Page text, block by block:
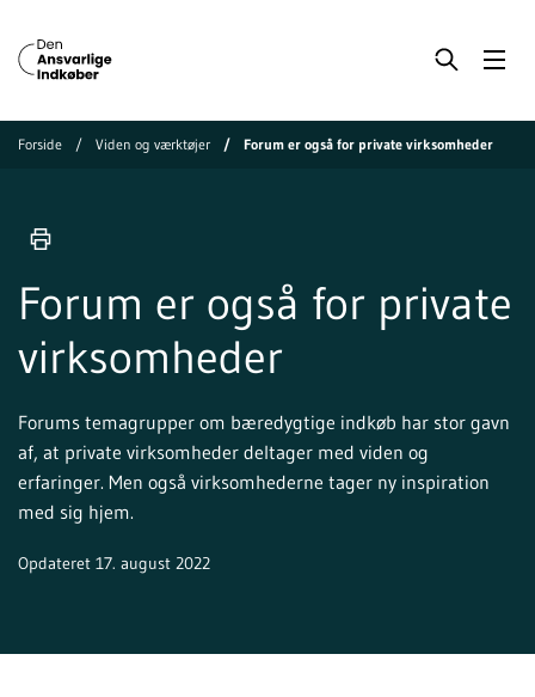
Forside Viden og værktøjer Forum er også for private virksomheder
Forum er også for private
virksomheder
Forums temagrupper om bæredygtige indkøb har stor gavn
af, at private virksomheder deltager med viden og
erfaringer. Men også virksomhederne tager ny inspiration
med sig hjem.
Opdateret 17. august 2022